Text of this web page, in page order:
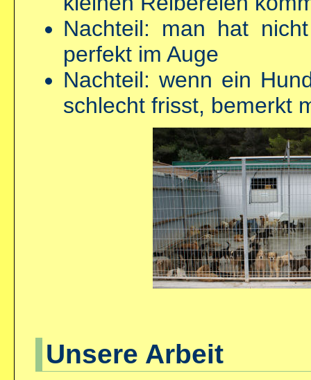
Nachteil: man hat
perfekt im Auge
Nachteil: wenn ein
schlecht frisst, bemerkt
Unsere Arbeit